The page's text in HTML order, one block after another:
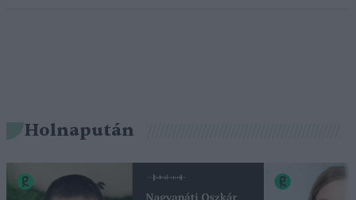
Holnapután